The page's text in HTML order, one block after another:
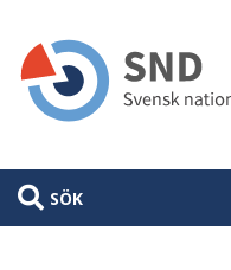
huvudinnehåll
SÖK